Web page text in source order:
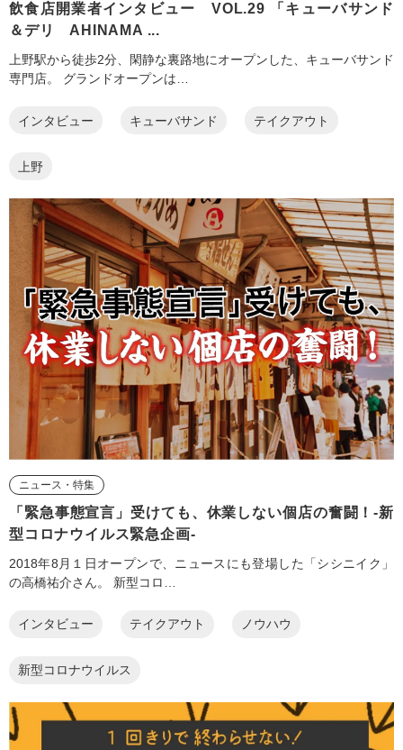
飲食店開業者インタビュー VOL.29 「キューバサンド
＆デリ AHINAMA ...
上野駅から徒歩2分、閑静な裏路地にオープンした、キューバサンド
専門店。 グランドオープンは…
インタビュー キューバサンド テイクアウト
上野
ニュース・特集
「緊急事態宣言」受けても、休業しない個店の奮闘！-新
型コロナウイルス緊急企画-
2018年8月１日オープンで、ニュースにも登場した「シシニイク」
の高橋祐介さん。 新型コロ…
インタビュー テイクアウト ノウハウ
新型コロナウイルス